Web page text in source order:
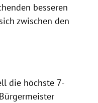
besseren
zwischen den
die höchste 7-